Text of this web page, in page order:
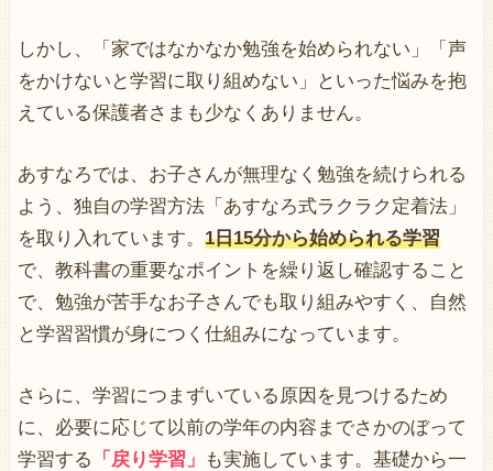
しかし、「家ではなかなか勉強を始められない」「声
をかけないと学習に取り組めない」といった悩みを抱
えている保護者さまも少なくありません。
あすなろでは、お子さんが無理なく勉強を続けられる
よう、独自の学習方法「あすなろ式ラクラク定着法」
を取り入れています。 1日15分から始められる学習
で、教科書の重要なポイントを繰り返し確認すること
で、勉強が苦手なお子さんでも取り組みやすく、自然
と学習習慣が身につく仕組みになっています。
さらに、学習につまずいている原因を見つけるため
に、必要に応じて以前の学年の内容までさかのぼって
学習する 「戻り学習」
も実施しています。基礎から一